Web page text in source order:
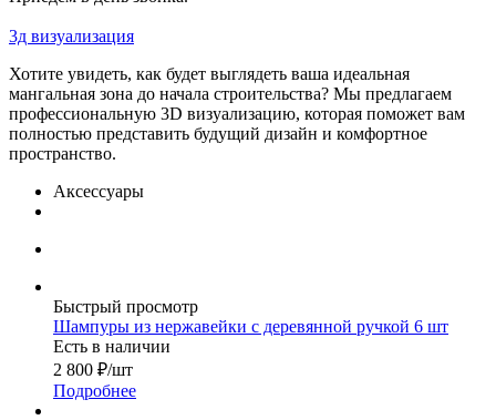
3д визуализация
Хотите увидеть, как будет выглядеть ваша идеальная
мангальная зона до начала строительства? Мы предлагаем
профессиональную 3D визуализацию, которая поможет вам
полностью представить будущий дизайн и комфортное
пространство.
Аксессуары
Быстрый просмотр
Шампуры из нержавейки с деревянной ручкой 6 шт
Есть в наличии
2 800 ₽/шт
Подробнее